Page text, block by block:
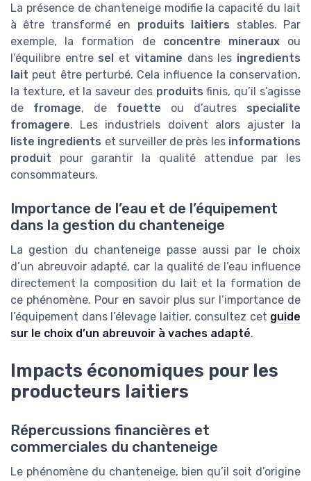
La présence de chanteneige modifie la capacité du lait
à être transformé en produits laitiers stables. Par
exemple, la formation de concentre minerauxou
l’équilibre entre sel et vitamine dans les ingredients
lait peut être perturbé. Cela influence la conservation,
la texture, et la saveur des produits finis, qu’il s’agisse
de fromage, de fouette ou d’autres specialite
fromagere. Les industriels doivent alors ajuster la
liste ingredients et surveiller de près les informations
produit pour garantir la qualité attendue par les
consommateurs.
Importance de l’eau et de l’équipement
dans la gestion du chanteneige
La gestion du chanteneige passe aussi par le choix
d’un abreuvoir adapté, car la qualité de l’eau influence
directement la composition du lait et la formation de
ce phénomène. Pour en savoir plus sur l’importance de
l’équipement dans l’élevage laitier, consultez cet guide
sur le choix d’un abreuvoir à vaches adapté.
Impacts économiques pour les
producteurs laitiers
Répercussions financières et
commerciales du chanteneige
Le phénomène du chanteneige, bien qu’il soit d’origine